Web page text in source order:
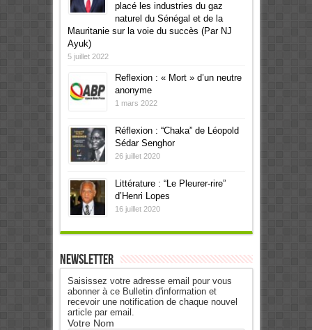
placé les industries du gaz
naturel du Sénégal et de la
Mauritanie sur la voie du succès (Par NJ
Ayuk)
5 juillet 2022
Reflexion : « Mort » d’un neutre
anonyme
1 mars 2022
Réflexion : “Chaka” de Léopold
Sédar Senghor
26 juillet 2020
Littérature : “Le Pleurer-rire”
d’Henri Lopes
16 juillet 2020
Newsletter
Saisissez votre adresse email pour vous
abonner à ce Bulletin d'information et
recevoir une notification de chaque nouvel
article par email.
Votre Nom